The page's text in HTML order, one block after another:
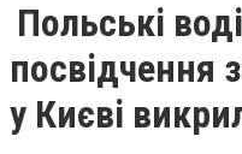
Польські
посвідчення
у Києві